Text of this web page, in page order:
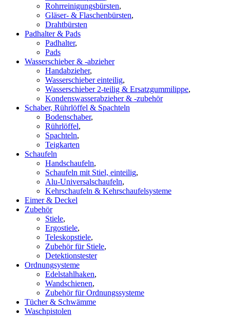
Rohrreinigungsbürsten,
Gläser- & Flaschenbürsten,
Drahtbürsten
Padhalter & Pads
Padhalter,
Pads
Wasserschieber & -abzieher
Handabzieher,
Wasserschieber einteilig,
Wasserschieber 2-teilig & Ersatzgummilippe,
Kondenswasserabzieher & -zubehör
Schaber, Rührlöffel & Spachteln
Bodenschaber,
Rührlöffel,
Spachteln,
Teigkarten
Schaufeln
Handschaufeln,
Schaufeln mit Stiel, einteilig,
Alu-Universalschaufeln,
Kehrschaufeln & Kehrschaufelsysteme
Eimer & Deckel
Zubehör
Stiele,
Ergostiele,
Teleskopstiele,
Zubehör für Stiele,
Detektionstester
Ordnungsysteme
Edelstahlhaken,
Wandschienen,
Zubehör für Ordnungssysteme
Tücher & Schwämme
Waschpistolen